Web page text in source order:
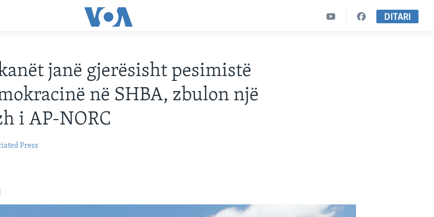
DITARI
janë gjerësisht pesimistë
në SHBA, zbulon një
i AP-NORC
Press